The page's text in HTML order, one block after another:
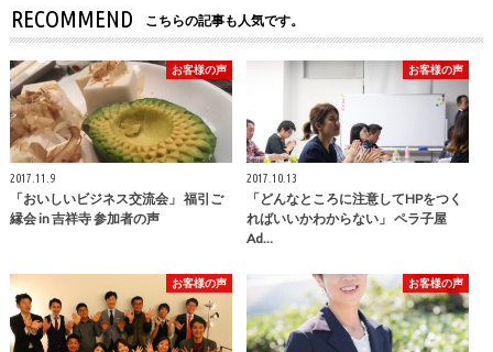
RECOMMEND こちらの記事も人気です。
お客様の声
2017.11.9
「おいしいビジネス交流会」 福引ご
縁会 in 吉祥寺 参加者の声
お客様の声
2017.10.13
「どんなところに注意してHPをつく
ればいいかわからない」 ペラ子屋
Ad…
お客様の声 お客様の声